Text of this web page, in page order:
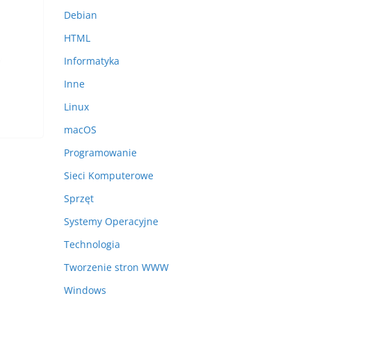
Debian
HTML
Informatyka
Inne
Linux
macOS
Programowanie
Sieci Komputerowe
Sprzęt
Systemy Operacyjne
Technologia
Tworzenie stron WWW
Windows